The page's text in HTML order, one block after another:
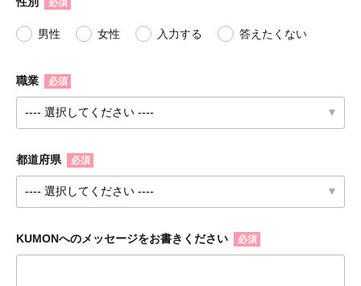
男性 女性 入力する 答えたくない
職業 必須
都道府県 必須
KUMONへのメッセージをお書きください 必須